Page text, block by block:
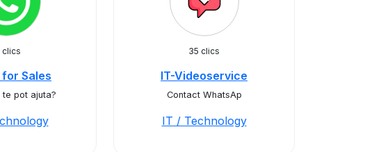
clics
Sales
te pot ajuta?
35 clics
IT-Videoservice
Contact WhatsAp
IT / Technology